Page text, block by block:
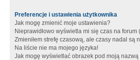
Preferencje i ustawienia użytkownika
Jak mogę zmienić moje ustawienia?
Nieprawidłowo wyświetla mi się czas na
Zmieniłem strefę czasową, ale czasy nadal są
Na liście nie ma mojego języka!
Jak mogę wyświetlać obrazek pod moją